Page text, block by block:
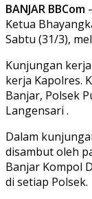
BANJAR BBCom
Ketua
Sabtu (31/3),
Kunjungan
kerja Kapolres.
Banjar, Polsek
Langensari .
Dalam
disambut oleh
Banjar Kompol
di setiap Polsek.